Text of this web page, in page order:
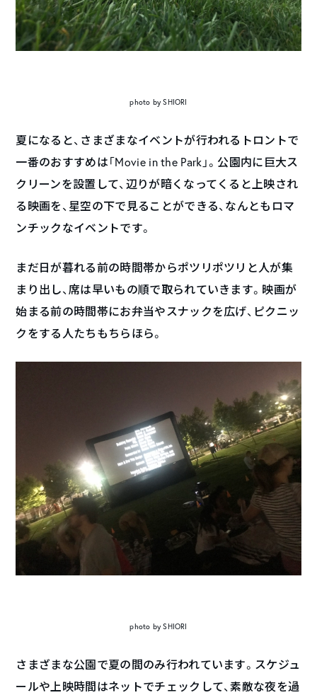
photo by SHIORI
夏になると、さまざまなイベントが行われるトロントで
一番のおすすめは「Movie in the Park」。公園内に巨大ス
クリーンを設置して、辺りが暗くなってくると上映され
る映画を、星空の下で見ることができる、なんともロマ
ンチックなイベントです。
まだ日が暮れる前の時間帯からポツリポツリと人が集
まり出し、席は早いもの順で取られていきます。映画が
始まる前の時間帯にお弁当やスナックを広げ、ピクニッ
クをする人たちもちらほら。
photo by SHIORI
さまざまな公園で夏の間のみ行われています。スケジュ
ールや上映時間はネットでチェックして、素敵な夜を過